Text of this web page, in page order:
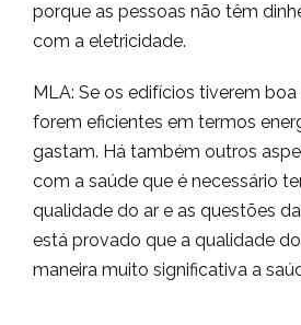
porque as pessoas não têm
com a eletricidade.
MLA: Se os edifícios tiverem
forem eficientes em termos
gastam. Há também outros
com a saúde que é necessário
qualidade do ar e as questões
está provado que a qualidade
maneira muito significativa a